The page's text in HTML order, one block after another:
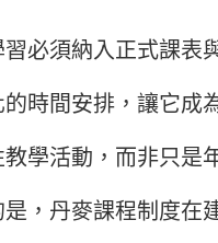
須納入正式課表與
時間安排，讓它成
學活動，而非只是
，丹麥課程制度在